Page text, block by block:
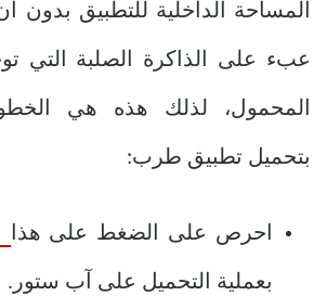
المساحة الداخلية للتطبيق بدون
عبء على الذاكرة الصلبة التي
المحمول، لذلك هذه هي
بتحميل تطبيق طرب:
احرص على الضغط على هذا
بعملية التحميل على آب ستور.